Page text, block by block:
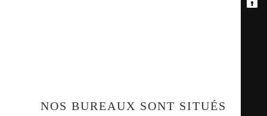
NOS BUREAUX SONT SITUÉS